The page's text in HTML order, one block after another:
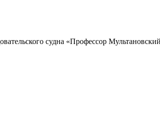
судна «Профессор